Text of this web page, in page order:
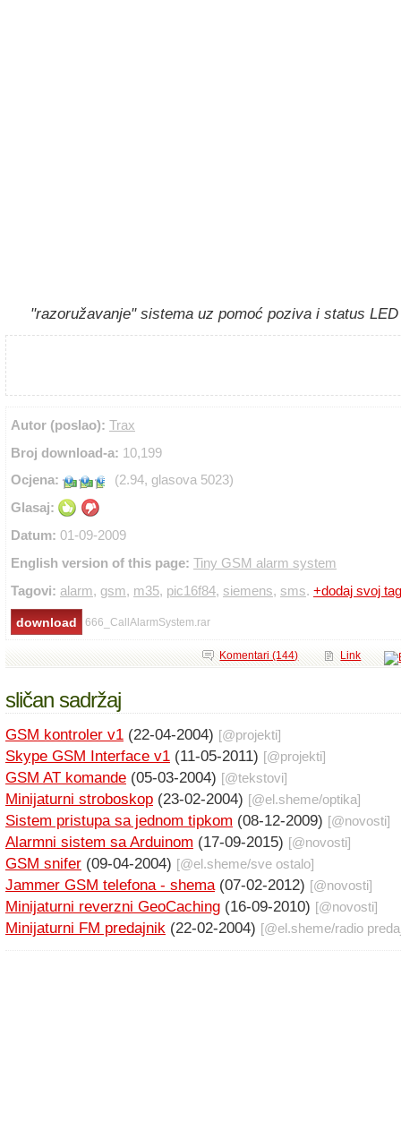
"razoružavanje" sistema uz pomoć poziva i status
Autor (poslao): Trax
Broj download-a: 10,199
Ocjena:
(2.94, glasova 5023)
Glasaj:
Datum: 01-09-2009
English version of this page: Tiny GSM alarm system
Tagovi: alarm, gsm, m35, pic16f84, siemens, sms. +dodaj svoj tag
666_CallAlarmSystem.rar
Link
Komentari (144)
sličan sadržaj
GSM kontroler v1 (22-04-2004) [@projekti]
Skype GSM Interface v1 (11-05-2011) [@projekti]
GSM AT komande (05-03-2004) [@tekstovi]
Minijaturni stroboskop (23-02-2004) [@el.sheme/optika]
Sistem pristupa sa jednom tipkom (08-12-2009) [@novosti]
Alarmni sistem sa Arduinom (17-09-2015) [@novosti]
GSM snifer (09-04-2004) [@el.sheme/sve ostalo]
Jammer GSM telefona - shema(07-02-2012) [@novosti]
Minijaturni reverzni GeoCaching (16-09-2010) [@novosti]
Minijaturni FM predajnik (22-02-2004) [@el.sheme/radio